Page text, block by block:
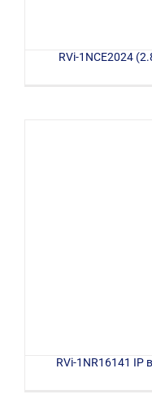
RVi-1NCE2024
RVi-1NR16141 IP